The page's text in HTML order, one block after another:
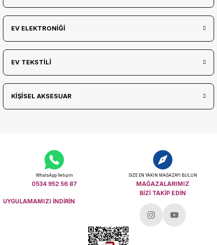
EV ELEKTRONİĞİ
EV TEKSTİLİ
KİŞİSEL AKSESUAR
WhatsApp İletişim
0534 952 56 87
SİZE EN YAKIN MAĞAZAYI BULUN
MAĞAZALARIMIZ
UYGULAMAMIZI İNDİRİN
BİZİ TAKİP EDİN